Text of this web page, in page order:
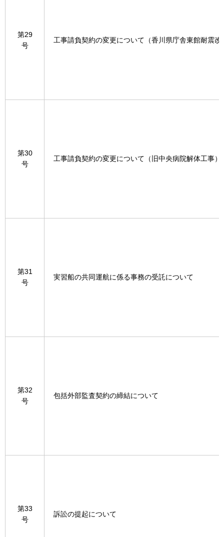
第29
号
工事請負契約の変更について（香川県庁舎東館耐震改
第30
号
工事請負契約の変更について（旧中央病院解体工事）
第31
号
実習船の共同運航に係る事務の受託について
第32
号
包括外部監査契約の締結について
第33
号
訴訟の提起について